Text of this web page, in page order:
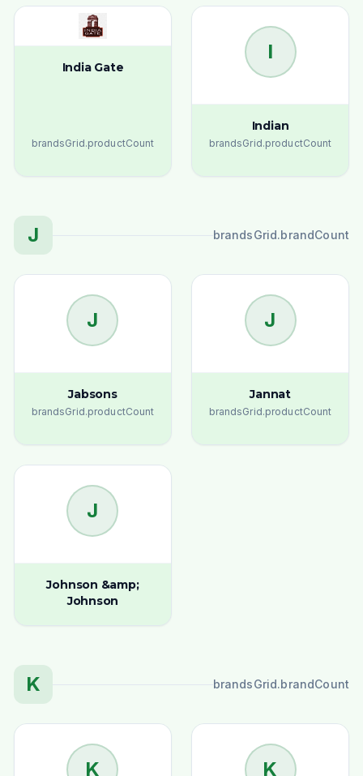
India Gate
brandsGrid.productCount
I
Indian
brandsGrid.productCount
J brandsGrid.brandCount
J
Jabsons
brandsGrid.productCount
J
Jannat
brandsGrid.productCount
J
Johnson &amp;
Johnson
K brandsGrid.brandCount
K K